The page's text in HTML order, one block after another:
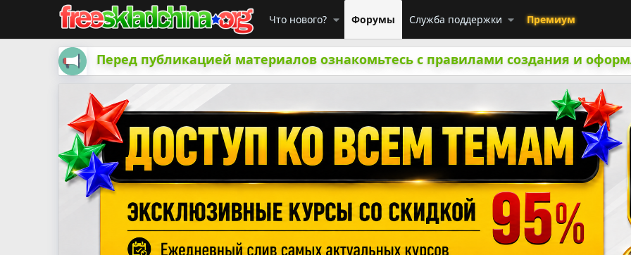
Что нового? Форумы Служба поддержки Премиум
Перед публикацией материалов ознакомьтесь с правилами создания и